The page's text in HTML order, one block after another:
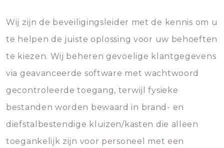
Wij zijn de beveiligingsleider met de kennis om u
te helpen de juiste oplossing voor uw behoeften
te kiezen. Wij beheren gevoelige klantgegevens
via geavanceerde software met wachtwoord
gecontroleerde toegang, terwijl fysieke
bestanden worden bewaard in brand- en
diefstalbestendige kluizen/kasten die alleen
toegankelijk zijn voor personeel met een